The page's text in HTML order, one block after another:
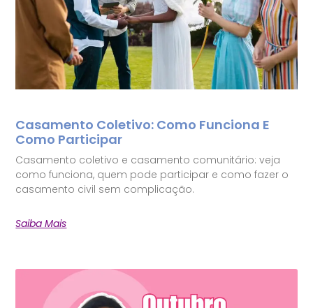
Casamento Coletivo: Como Funciona E
Como Participar
Casamento coletivo e casamento comunitário: veja
como funciona, quem pode participar e como fazer o
casamento civil sem complicação.
Saiba Mais